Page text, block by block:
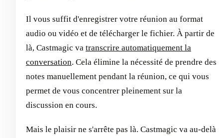
Il vous suffit d'enregistrer votre réunion au format
audio ou vidéo et de télécharger le fichier. À partir de
là, Castmagic va transcrire automatiquement la
conversation. Cela élimine la nécessité de prendre des
notes manuellement pendant la réunion, ce qui vous
permet de vous concentrer pleinement sur la
discussion en cours.
Mais le plaisir ne s'arrête pas là. Castmagic va au-delà